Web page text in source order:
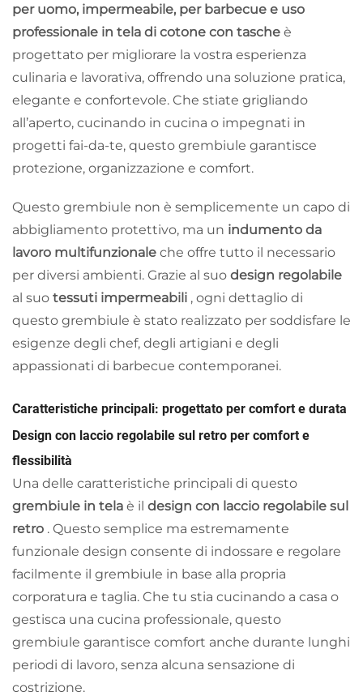
per uomo, impermeabile, per barbecue e uso
professionale in tela di cotone con tasche è
progettato per migliorare la vostra esperienza
culinaria e lavorativa, offrendo una soluzione pratica,
elegante e confortevole. Che stiate grigliando
all’aperto, cucinando in cucina o impegnati in
progetti fai-da-te, questo grembiule garantisce
protezione, organizzazione e comfort.
Questo grembiule non è semplicemente un capo di
abbigliamento protettivo, ma un indumento da
lavoro multifunzionale che offre tutto il necessario
per diversi ambienti. Grazie al suo design regolabile
al suo tessuti impermeabili , ogni dettaglio di
questo grembiule è stato realizzato per soddisfare le
esigenze degli chef, degli artigiani e degli
appassionati di barbecue contemporanei.
Caratteristiche principali: progettato per comfort e durata
Design con laccio regolabile sul retro per comfort e
flessibilità
Una delle caratteristiche principali di questo
grembiule in tela è il design con laccio regolabile sul
retro . Questo semplice ma estremamente
funzionale design consente di indossare e regolare
facilmente il grembiule in base alla propria
corporatura e taglia. Che tu stia cucinando a casa o
gestisca una cucina professionale, questo
grembiule garantisce comfort anche durante lunghi
periodi di lavoro, senza alcuna sensazione di
costrizione.